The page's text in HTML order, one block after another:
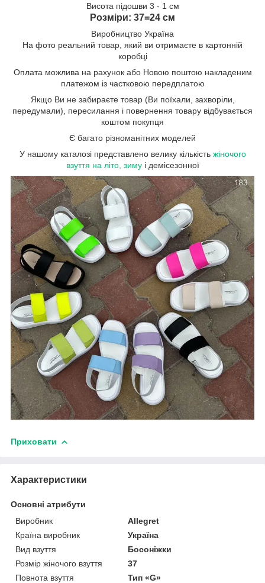
Висота підошви 3 - 1 см
Розміри: 37=24 см
Виробництво Україна
На фото реальний товар, який ви отримаєте в картонній
коробці
Оплата можлива на рахунок або Новою поштою накладеним
платежом із частковою передплатою
Якщо Ви не забираєте товар (Ви поїхали, захворіли,
передумали), пересилання і повернення товару відбувається
коштом покупця
Є багато різноманітних моделей
У нашому каталозі представлено велику кількість жіночого
взуття на літо, зимуі демісезонної
Приховати
Характеристики
Основні атрибути
Виробник
Allegret
Країна виробник
Україна
Вид взуття
Босоніжки
Розмір жіночого взуття
37
Повнота взуття
Тип «G»